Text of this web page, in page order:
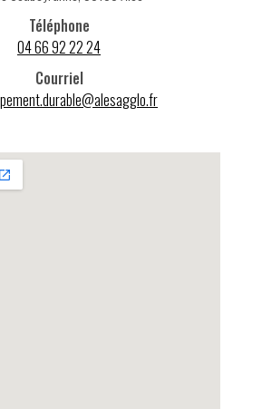
Téléphone
04 66 92 22 24
Courriel